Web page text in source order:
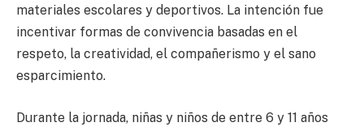
materiales escolares y deportivos. La intención fue
incentivar formas de convivencia basadas en el
respeto, la creatividad, el compañerismo y el sano
esparcimiento.
Durante la jornada, niñas y niños de entre 6 y 11 años